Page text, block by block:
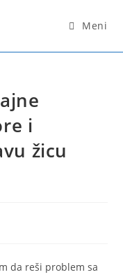
Meni
i
žicu
da reši problem sa